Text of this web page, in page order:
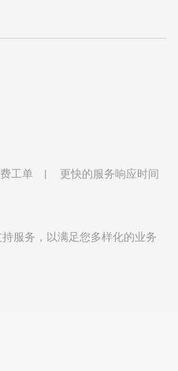
工单
更快的服务响应时间
服务，以满足您多样化的业务